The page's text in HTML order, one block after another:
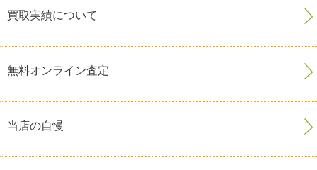
買取実績について
無料オンライン査定
当店の自慢